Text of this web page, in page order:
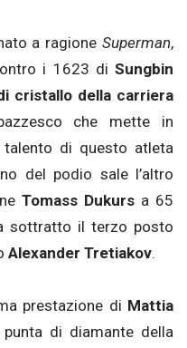
a ragioneSuperman,
i 1623 di Sungbin
cristallo della carriera
che mette in
di questo atleta
del podio sale l’altro
Tomass Dukursa 65
sottratto il terzo posto
Alexander Tretiakov.
prestazione di Mattia
di diamante della